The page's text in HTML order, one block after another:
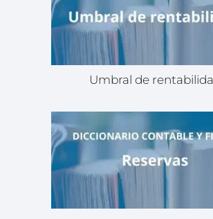
Umbral de